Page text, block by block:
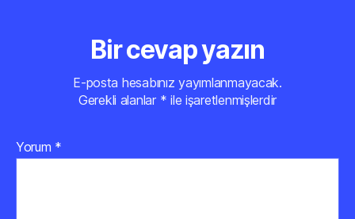
Bir cevap yazın
E-posta hesabınız yayımlanmayacak.
Gerekli alanlar * ile işaretlenmişlerdir
Yorum *